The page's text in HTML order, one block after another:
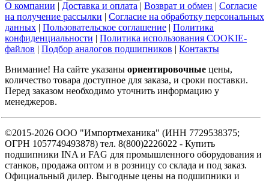
О компании | Доставка и оплата | Возврат и обмен | Согласие
на получение рассылки | Согласие на обработку персональных
данных | Пользовательское соглашение | Политика
конфиденциальности | Политика использования COOKIE-
файлов | Подбор аналогов подшипников | Контакты
Внимание! На сайте указаны ориентировочные цены,
количество товара доступное для заказа, и сроки поставки.
Перед заказом необходимо уточнить информацию у
менеджеров.
©2015-2026 ООО "Импортмеханика" (ИНН 7729538375;
ОГРН 1057749493878) тел. 8(800)2226022 - Купить
подшипники INA и FAG для промышленного оборудования и
станков, продажа оптом и в розницу со склада и под заказ.
Официальный дилер. Выгодные цены на подшипники и